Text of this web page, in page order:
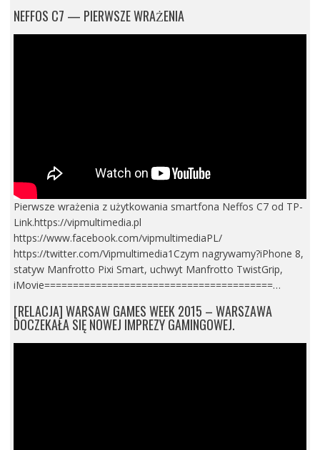
NEFFOS C7 — PIERWSZE WRAŻENIA
Pierwsze wrażenia z użytkowania smartfona Neffos C7 od TP-
Link.https://vipmultimedia.pl
https://www.facebook.com/vipmultimediaPL/
https://twitter.com/Vipmultimedia1Czym nagrywamy?iPhone 8,
statyw Manfrotto Pixi Smart, uchwyt Manfrotto TwistGrip,
iMovie========================================…
[RELACJA] WARSAW GAMES WEEK 2015 – WARSZAWA
DOCZEKAŁA SIĘ NOWEJ IMPREZY GAMINGOWEJ.